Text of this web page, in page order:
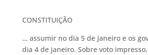
CONSTITUIÇÃO
… assumir no dia 5 de janeiro e os
dia 4 de janeiro. Sobre voto